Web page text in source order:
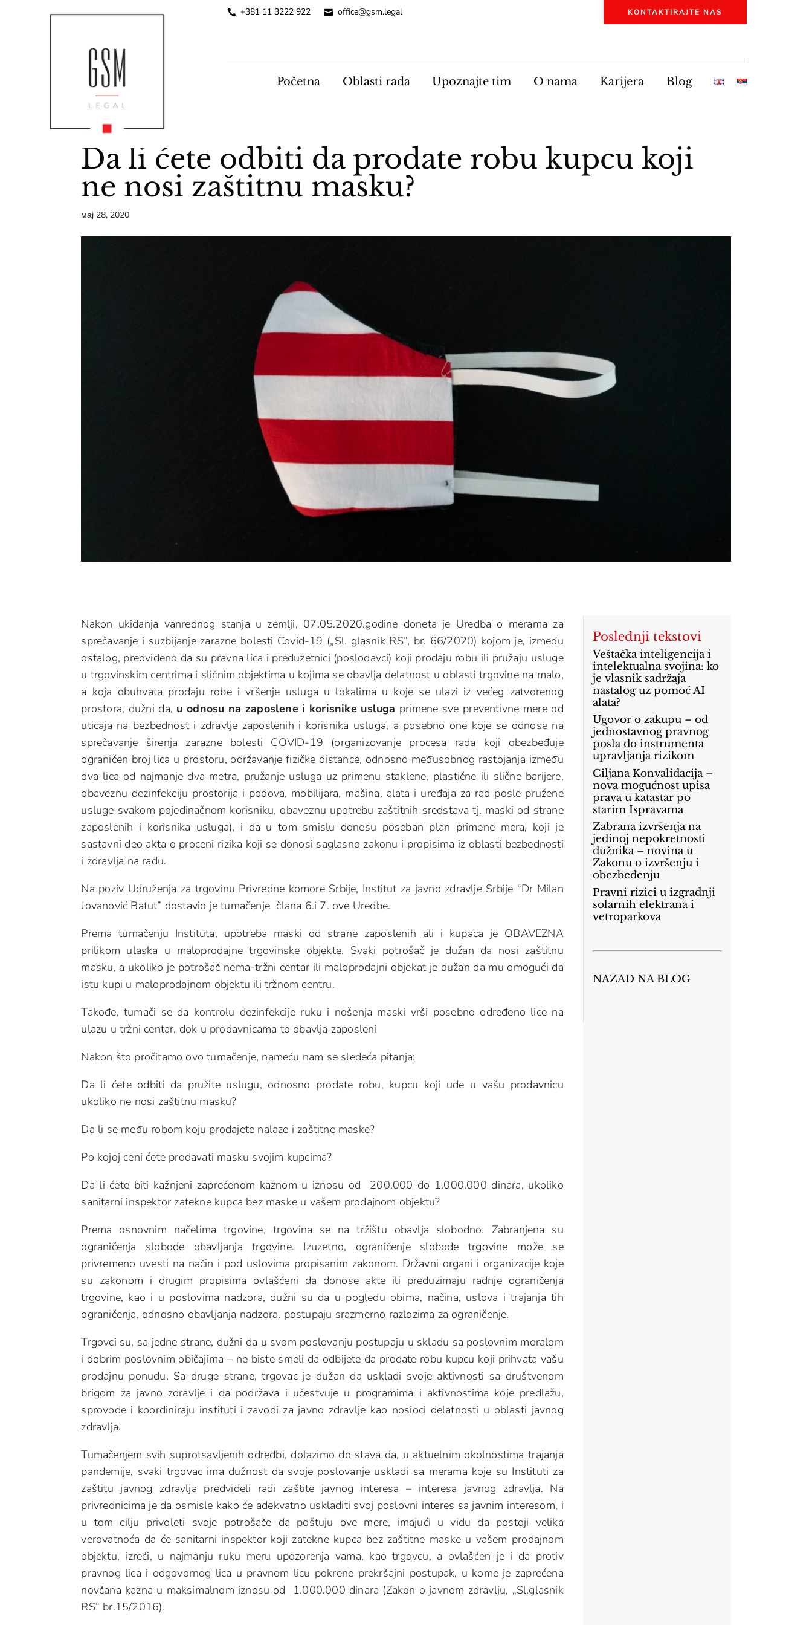
+381 11 3222 922 office@gsm.legal KONTAKTIRAJTE NAS
Početna Oblasti rada Upoznajte tim O nama Karijera Blog
Da li ćete odbiti da prodate robu kupcu koji
ne nosi zaštitnu masku?
мај 28, 2020
Nakon ukidanja vanrednog stanja u zemlji, 07.05.2020.godine doneta je Uredba o merama za
sprečavanje i suzbijanje zarazne bolesti Covid-19 („Sl. glasnik RS“, br. 66/2020) kojom je, između
ostalog, predviđeno da su pravna lica i preduzetnici (poslodavci) koji prodaju robu ili pružaju usluge
u trgovinskim centrima i sličnim objektima u kojima se obavlja delatnost u oblasti trgovine na malo,
a koja obuhvata prodaju robe i vršenje usluga u lokalima u koje se ulazi iz većeg zatvorenog
prostora, dužni da, u odnosu na zaposlene i korisnike usluga primene sve preventivne mere od
uticaja na bezbednost i zdravlje zaposlenih i korisnika usluga, a posebno one koje se odnose na
sprečavanje širenja zarazne bolesti COVID-19 (organizovanje procesa rada koji obezbeđuje
ograničen broj lica u prostoru, održavanje fizičke distance, odnosno međusobnog rastojanja između
dva lica od najmanje dva metra, pružanje usluga uz primenu staklene, plastične ili slične barijere,
obaveznu dezinfekciju prostorija i podova, mobilijara, mašina, alata i uređaja za rad posle pružene
usluge svakom pojedinačnom korisniku, obaveznu upotrebu zaštitnih sredstava tj. maski od strane
zaposlenih i korisnika usluga), i da u tom smislu donesu poseban plan primene mera, koji je
sastavni deo akta o proceni rizika koji se donosi saglasno zakonu i propisima iz oblasti bezbednosti
i zdravlja na radu.
Na poziv Udruženja za trgovinu Privredne komore Srbije, Institut za javno zdravlje Srbije “Dr Milan
Jovanović Batut” dostavio je tumačenje člana 6.i 7. ove Uredbe.
Prema tumačenju Instituta, upotreba maski od strane zaposlenih ali i kupaca je OBAVEZNA
prilikom ulaska u maloprodajne trgovinske objekte. Svaki potrošač je dužan da nosi zaštitnu
masku, a ukoliko je potrošač nema-tržni centar ili maloprodajni objekat je dužan da mu omogući da
istu kupi u maloprodajnom objektu ili tržnom centru.
Takođe, tumači se da kontrolu dezinfekcije ruku i nošenja maski vrši posebno određeno lice na
ulazu u tržni centar, dok u prodavnicama to obavlja zaposleni
Nakon što pročitamo ovo tumačenje, nameću nam se sledeća pitanja:
Da li ćete odbiti da pružite uslugu, odnosno prodate robu, kupcu koji uđe u vašu prodavnicu
ukoliko ne nosi zaštitnu masku?
Da li se među robom koju prodajete nalaze i zaštitne maske?
Po kojoj ceni ćete prodavati masku svojim kupcima?
Da li ćete biti kažnjeni zaprećenom kaznom u iznosu od 200.000 do 1.000.000 dinara, ukoliko
sanitarni inspektor zatekne kupca bez maske u vašem prodajnom objektu?
Prema osnovnim načelima trgovine, trgovina se na tržištu obavlja slobodno. Zabranjena su
ograničenja slobode obavljanja trgovine. Izuzetno, ograničenje slobode trgovine može se
privremeno uvesti na način i pod uslovima propisanim zakonom. Državni organi i organizacije koje
su zakonom i drugim propisima ovlašćeni da donose akte ili preduzimaju radnje ograničenja
trgovine, kao i u poslovima nadzora, dužni su da u pogledu obima, načina, uslova i trajanja tih
ograničenja, odnosno obavljanja nadzora, postupaju srazmerno razlozima za ograničenje.
Trgovci su, sa jedne strane, dužni da u svom poslovanju postupaju u skladu sa poslovnim moralom
i dobrim poslovnim običajima – ne biste smeli da odbijete da prodate robu kupcu koji prihvata vašu
prodajnu ponudu. Sa druge strane, trgovac je dužan da uskladi svoje aktivnosti sa društvenom
brigom za javno zdravlje i da podržava i učestvuje u programima i aktivnostima koje predlažu,
sprovode i koordiniraju instituti i zavodi za javno zdravlje kao nosioci delatnosti u oblasti javnog
zdravlja.
Tumačenjem svih suprotsavljenih odredbi, dolazimo do stava da, u aktuelnim okolnostima trajanja
pandemije, svaki trgovac ima dužnost da svoje poslovanje uskladi sa merama koje su Instituti za
zaštitu javnog zdravlja predvideli radi zaštite javnog interesa – interesa javnog zdravlja. Na
privrednicima je da osmisle kako će adekvatno uskladiti svoj poslovni interes sa javnim interesom, i
u tom cilju privoleti svoje potrošače da poštuju ove mere, imajući u vidu da postoji velika
verovatnoća da će sanitarni inspektor koji zatekne kupca bez zaštitne maske u vašem prodajnom
objektu, izreći, u najmanju ruku meru upozorenja vama, kao trgovcu, a ovlašćen je i da protiv
pravnog lica i odgovornog lica u pravnom licu pokrene prekršajni postupak, u kome je zaprećena
novčana kazna u maksimalnom iznosu od 1.000.000 dinara (Zakon o javnom zdravlju, „Sl.glasnik
RS“ br.15/2016).
Poslednji tekstovi
Veštačka inteligencija i
intelektualna svojina: ko
je vlasnik sadržaja
nastalog uz pomoć AI
alata?
Ugovor o zakupu – od
jednostavnog pravnog
posla do instrumenta
upravljanja rizikom
Ciljana Konvalidacija –
nova mogućnost upisa
prava u katastar po
starim Ispravama
Zabrana izvršenja na
jedinoj nepokretnosti
dužnika – novina u
Zakonu o izvršenju i
obezbeđenju
Pravni rizici u izgradnji
solarnih elektrana i
vetroparkova
NAZAD NA BLOG